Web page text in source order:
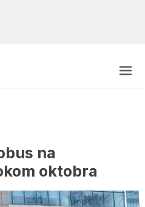
na
oktobra